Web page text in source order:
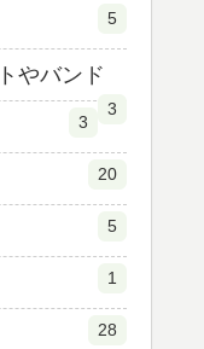
5
やバンド
3
3
20
5
1
28